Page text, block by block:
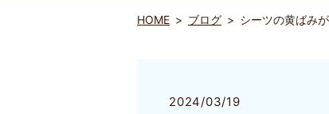
HOME ブログ シーツの黄ばみ
2024/03/19